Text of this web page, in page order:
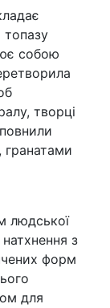
собою
творці
гранатами
людської
з
форм
для